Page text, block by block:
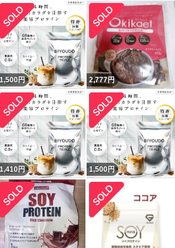
1,500円 2,777円
1,410円 1,500円